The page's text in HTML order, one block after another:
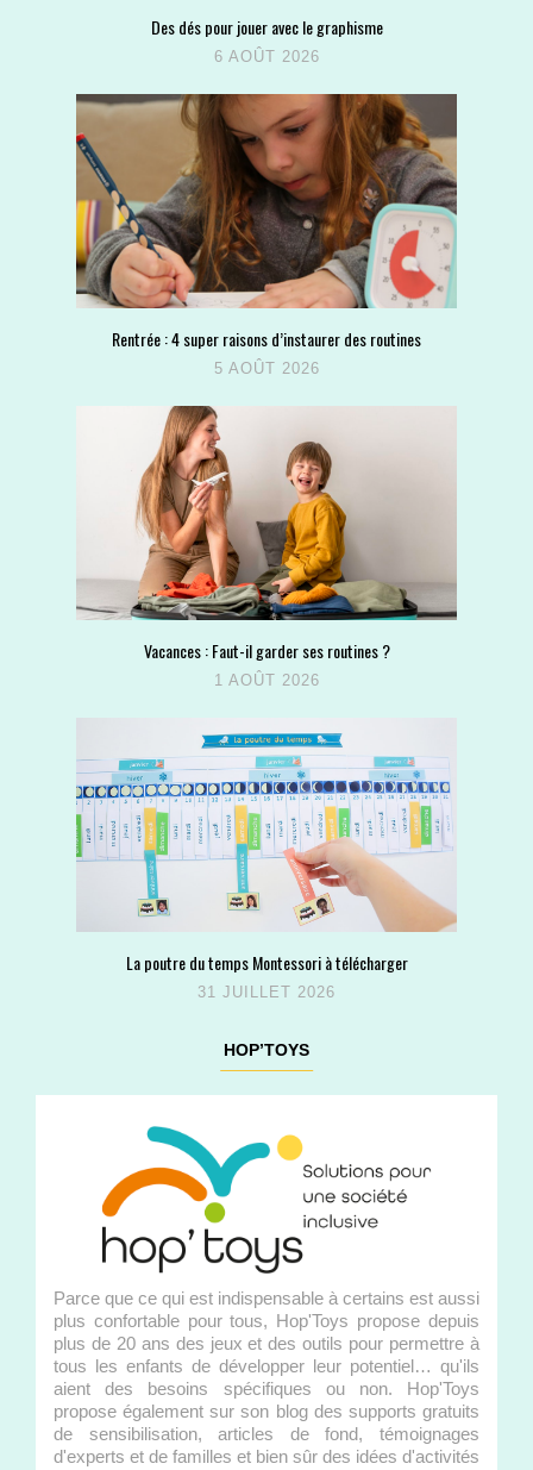
Des dés pour jouer avec le graphisme
6 AOÛT 2026
Rentrée : 4 super raisons d’instaurer des routines
5 AOÛT 2026
Vacances : Faut-il garder ses routines ?
1 AOÛT 2026
La poutre du temps Montessori à télécharger
31 JUILLET 2026
HOP’TOYS
Parce que ce qui est indispensable à certains est aussi
plus confortable pour tous, Hop'Toys propose depuis
plus de 20 ans des jeux et des outils pour permettre à
tous les enfants de développer leur potentiel… qu'ils
aient des besoins spécifiques ou non. Hop'Toys
propose également sur son blog des supports gratuits
de sensibilisation, articles de fond, témoignages
d'experts et de familles et bien sûr des idées d'activités